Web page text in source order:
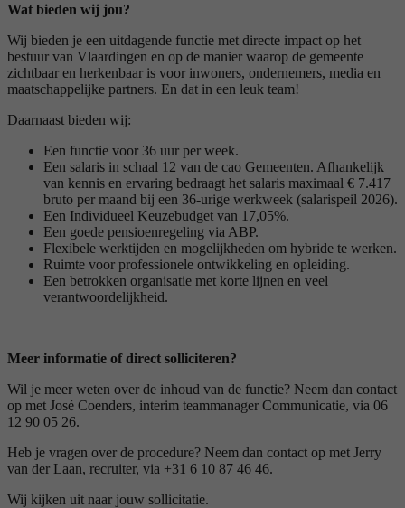
Wat bieden wij jou?
Wij bieden je een uitdagende functie met directe impact op het
bestuur van Vlaardingen en op de manier waarop de gemeente
zichtbaar en herkenbaar is voor inwoners, ondernemers, media en
maatschappelijke partners. En dat in een leuk team!
Daarnaast bieden wij:
Een functie voor 36 uur per week.
Een salaris in schaal 12 van de cao Gemeenten. Afhankelijk
van kennis en ervaring bedraagt het salaris maximaal € 7.417
bruto per maand bij een 36-urige werkweek (salarispeil 2026).
Een Individueel Keuzebudget van 17,05%.
Een goede pensioenregeling via ABP.
Flexibele werktijden en mogelijkheden om hybride te werken.
Ruimte voor professionele ontwikkeling en opleiding.
Een betrokken organisatie met korte lijnen en veel
verantwoordelijkheid.
Meer informatie of direct solliciteren?
Wil je meer weten over de inhoud van de functie? Neem dan contact
op met José Coenders, interim teammanager Communicatie, via 06
12 90 05 26.
Heb je vragen over de procedure? Neem dan contact op met Jerry
van der Laan, recruiter, via +31 6 10 87 46 46.
Wij kijken uit naar jouw sollicitatie.